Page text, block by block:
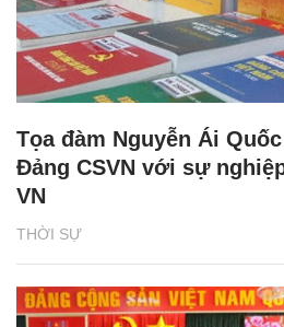
THỜI SỰ
Tọa đàm Nguyễn Ái
Đảng CSVN với sự
VN